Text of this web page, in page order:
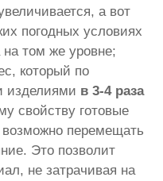
а вот
погодных условиях
на том же уровне;
который по
изделиями в 3-4 раза
свойству готовые
возможно перемещать
Это позволит
не затрачивая на